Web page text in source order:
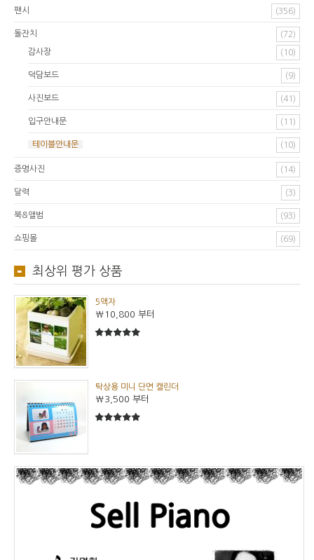
팬시 (356)
돌잔치 (72)
감사장 (10)
덕담보드 (9)
사진보드 (41)
입구안내문 (11)
테이블안내문 (10)
증명사진 (14)
달력 (3)
북&앨범 (93)
쇼핑몰 (69)
최상위 평가 상품
5액자
₩10,800 부터
탁상용 미니 단면 캘린더
₩3,500 부터